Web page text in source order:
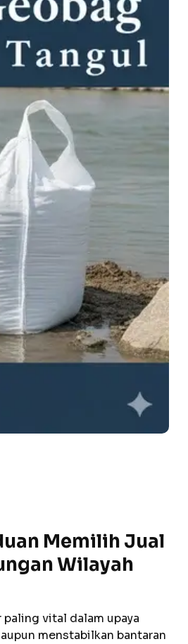
Memilih Jual
Wilayah
vital dalam upaya
menstabilkan bantaran